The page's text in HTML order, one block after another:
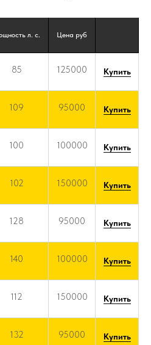
л. с. Цена руб
85 125000 Купить
109 95000 Купить
100 100000 Купить
102 150000 Купить
128 95000 Купить
140 100000 Купить
112 150000 Купить
132 95000 Купить